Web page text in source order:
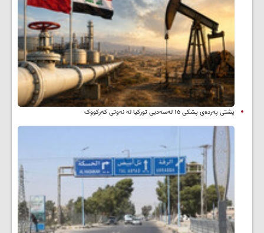
پشتی پەردەی پشکی ١٥ لەسەدیی تورکیا لە نەوتی کەرکووک